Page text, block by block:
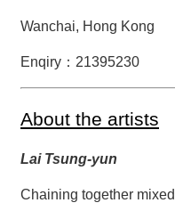
Wanchai, Hong Kong
Enqiry：21395230
About the artists
Lai Tsung-yun
Chaining together